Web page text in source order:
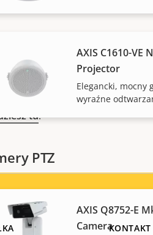
AXIS C1610-VE
Projector
Elegancki, mocny
wyraźne
PTZ
AXIS Q8752-E
Camera
UWAGA
Axis mogą podlegać
dotyczącym kontroli
tu.
KONTAKT